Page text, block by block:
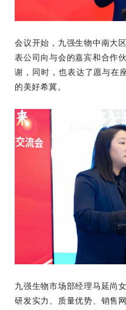
会议开始，九强生物中南大
表公司向与会的嘉宾和合作
谢，同时，也表达了愿与在
的美好希冀。
九强生物市场部经理马延尚
研发实力、质量优势、销售